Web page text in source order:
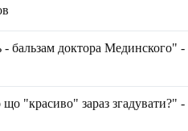
- бальзам доктора Мединского"
"красиво" зараз згадувати?"